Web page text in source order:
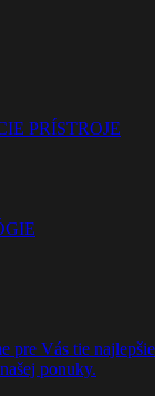
PRÍSTROJE
pre Vás tie najlepšie
ponuky.